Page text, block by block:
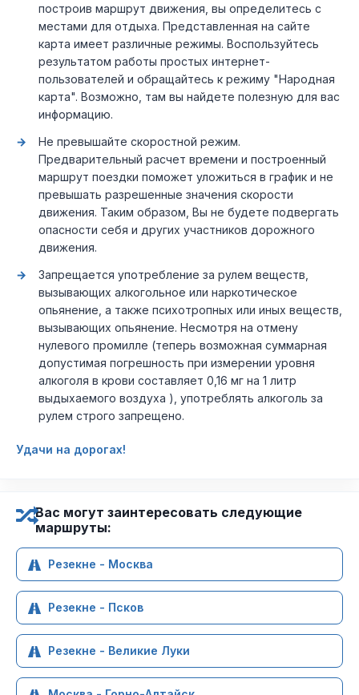
построив маршрут движения, вы определитесь с
местами для отдыха. Представленная на сайте
карта имеет различные режимы. Воспользуйтесь
результатом работы простых интернет-
пользователей и обращайтесь к режиму "Народная
карта". Возможно, там вы найдете полезную для вас
информацию.
Не превышайте скоростной режим.
Предварительный расчет времени и построенный
маршрут поездки поможет уложиться в график и не
превышать разрешенные значения скорости
движения. Таким образом, Вы не будете подвергать
опасности себя и других участников дорожного
движения.
Запрещается употребление за рулем веществ,
вызывающих алкогольное или наркотическое
опьянение, а также психотропных или иных веществ,
вызывающих опьянение. Несмотря на отмену
нулевого промилле (теперь возможная суммарная
допустимая погрешность при измерении уровня
алкоголя в крови составляет 0,16 мг на 1 литр
выдыхаемого воздуха ), употреблять алкоголь за
рулем строго запрещено.
Удачи на дорогах!
Вас могут заинтересовать следующие
маршруты:
Резекне - Москва
Резекне - Псков
Резекне - Великие Луки